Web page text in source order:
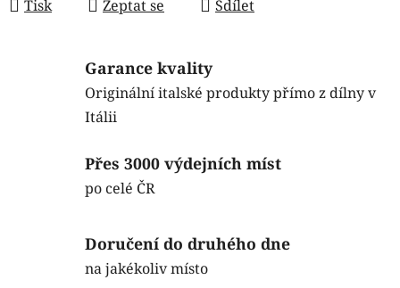
Tisk Zeptat se Sdílet
Garance kvality
Originální italské produkty přímo z dílny v
Itálii
Přes 3000 výdejních míst
po celé ČR
Doručení do druhého dne
na jakékoliv místo